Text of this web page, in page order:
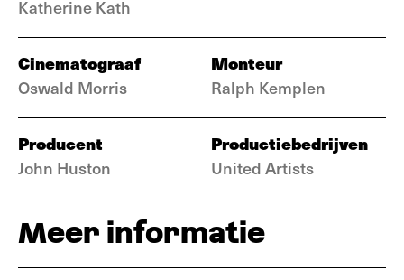
Katherine Kath
Cinematograaf
Oswald Morris
Monteur
Ralph Kemplen
Producent
John Huston
Productiebedrijven
United Artists
Meer informatie